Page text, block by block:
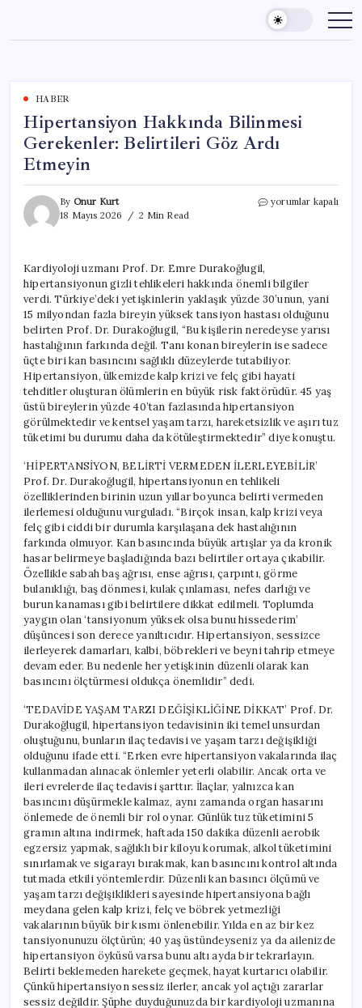
content
HABER
Hipertansiyon Hakkında Bilinmesi
Gerekenler: Belirtileri Göz Ardı
Etmeyin
By Onur Kurt
18 Mayıs 2026
2 Min Read
Hipertansiyon
Ardı
Etmeyin
için
yorumlar kapalı
Kardiyoloji uzmanı Prof. Dr. Emre Durakoğlugil,
hipertansiyonun gizli tehlikeleri hakkında önemli bilgiler
verdi. Türkiye’deki yetişkinlerin yaklaşık yüzde 30’unun, yani
15 milyondan fazla bireyin yüksek tansiyon hastası olduğunu
belirten Prof. Dr. Durakoğlugil, “Bu kişilerin neredeyse yarısı
hastalığının farkında değil. Tanı konan bireylerin ise sadece
üçte biri kan basıncını sağlıklı düzeylerde tutabiliyor.
Hipertansiyon, ülkemizde kalp krizi ve felç gibi hayati
tehditler oluşturan ölümlerin en büyük risk faktörüdür. 45 yaş
üstü bireylerin yüzde 40’tan fazlasında hipertansiyon
görülmektedir ve kentsel yaşam tarzı, hareketsizlik ve aşırı tuz
tüketimi bu durumu daha da kötüleştirmektedir” diye konuştu.
‘HİPERTANSİYON, BELİRTİ VERMEDEN İLERLEYEBİLİR’
Prof. Dr. Durakoğlugil, hipertansiyonun en tehlikeli
özelliklerinden birinin uzun yıllar boyunca belirti vermeden
ilerlemesi olduğunu vurguladı. “Birçok insan, kalp krizi veya
felç gibi ciddi bir durumla karşılaşana dek hastalığının
farkında olmuyor. Kan basıncında büyük artışlar ya da kronik
hasar belirmeye başladığında bazı belirtiler ortaya çıkabilir.
Özellikle sabah baş ağrısı, ense ağrısı, çarpıntı, görme
bulanıklığı, baş dönmesi, kulak çınlaması, nefes darlığı ve
burun kanaması gibi belirtilere dikkat edilmeli. Toplumda
yaygın olan ‘tansiyonum yüksek olsa bunu hissederim’
düşüncesi son derece yanıltıcıdır. Hipertansiyon, sessizce
ilerleyerek damarları, kalbi, böbrekleri ve beyni tahrip etmeye
devam eder. Bu nedenle her yetişkinin düzenli olarak kan
basıncını ölçtürmesi oldukça önemlidir” dedi.
‘TEDAVİDE YAŞAM TARZI DEĞİŞİKLİĞİNE DİKKAT’ Prof. Dr.
Durakoğlugil, hipertansiyon tedavisinin iki temel unsurdan
oluştuğunu, bunların ilaç tedavisi ve yaşam tarzı değişikliği
olduğunu ifade etti. “Erken evre hipertansiyon vakalarında ilaç
kullanmadan alınacak önlemler yeterli olabilir. Ancak orta ve
ileri evrelerde ilaç tedavisi şarttır. İlaçlar, yalnızca kan
basıncını düşürmekle kalmaz, aynı zamanda organ hasarını
önlemede de önemli bir rol oynar. Günlük tuz tüketimini 5
gramın altına indirmek, haftada 150 dakika düzenli aerobik
egzersiz yapmak, sağlıklı bir kiloyu korumak, alkol tüketimini
sınırlamak ve sigarayı bırakmak, kan basıncını kontrol altında
tutmada etkili yöntemlerdir. Düzenli kan basıncı ölçümü ve
yaşam tarzı değişiklikleri sayesinde hipertansiyona bağlı
meydana gelen kalp krizi, felç ve böbrek yetmezliği
vakalarının büyük bir kısmı önlenebilir. Yılda en az bir kez
tansiyonunuzu ölçtürün; 40 yaş üstündeyseniz ya da ailenizde
hipertansiyon öyküsü varsa bunu altı ayda bir tekrarlayın.
Belirti beklemeden harekete geçmek, hayat kurtarıcı olabilir.
Çünkü hipertansiyon sessiz ilerler, ancak yol açtığı zararlar
sessiz değildir. Şüphe duyduğunuzda bir kardiyoloji uzmanına